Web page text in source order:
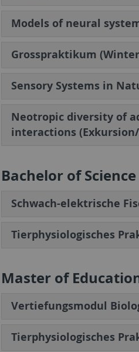
Models of neural
Grosspraktikum
Sensory Systems in
Neotropic diversity of
interactions
Bachelor of Science
Schwach-elektrische
Tierphysiologisches
Master of
Vertiefungsmodul
Tierphysiologisches